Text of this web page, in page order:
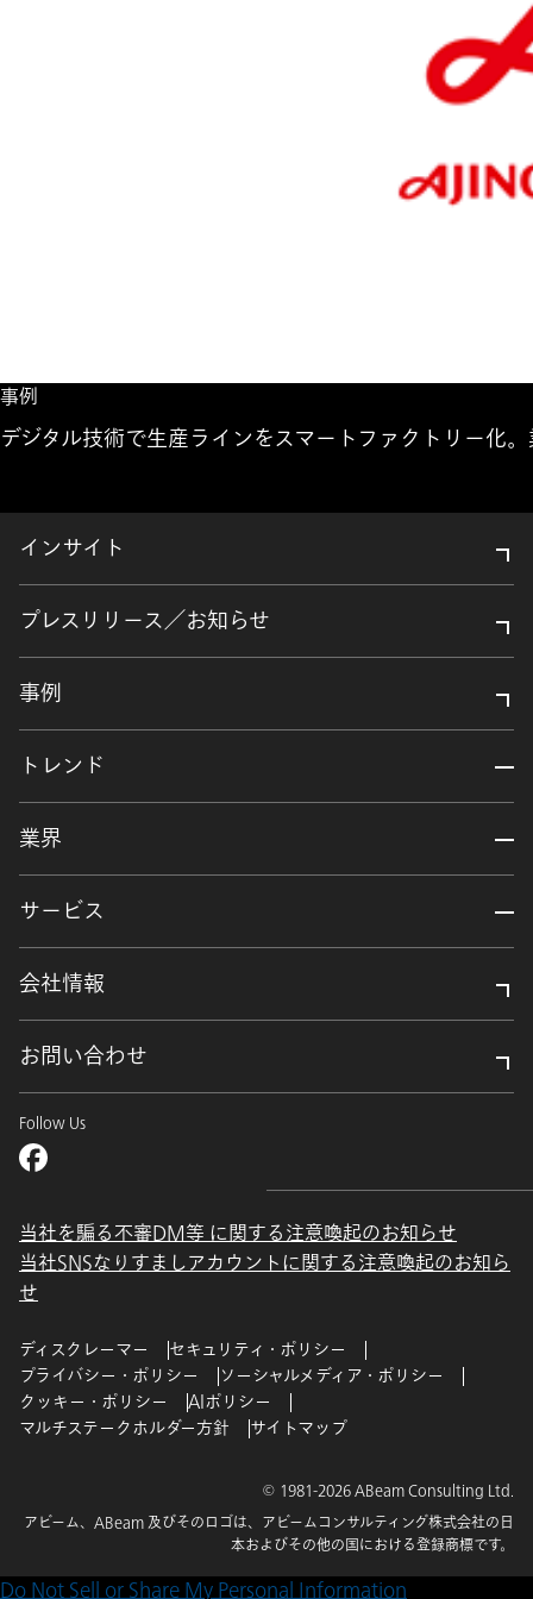
事例
デジタル技術で生産ラインをスマートファクトリー化
インサイト
プレスリリース／お知らせ
事例
トレンド
業界
サービス
会社情報
お問い合わせ
Follow Us
当社を騙る不審DM等 に関する注意喚起のお知らせ
当社SNSなりすましアカウントに関する注意喚起のお知ら
せ
ディスクレーマー
セキュリティ・ポリシー
プライバシー・ポリシー
ソーシャルメディア・ポリシー
クッキー・ポリシー
AIポリシー
マルチステークホルダー方針
サイトマップ
© 1981-2026 ABeam Consulting Ltd.
アビーム、ABeam 及びそのロゴは、アビームコンサルティング株式会社の日
本およびその他の国における登録商標です。
Do Not Sell or Share My Personal Information